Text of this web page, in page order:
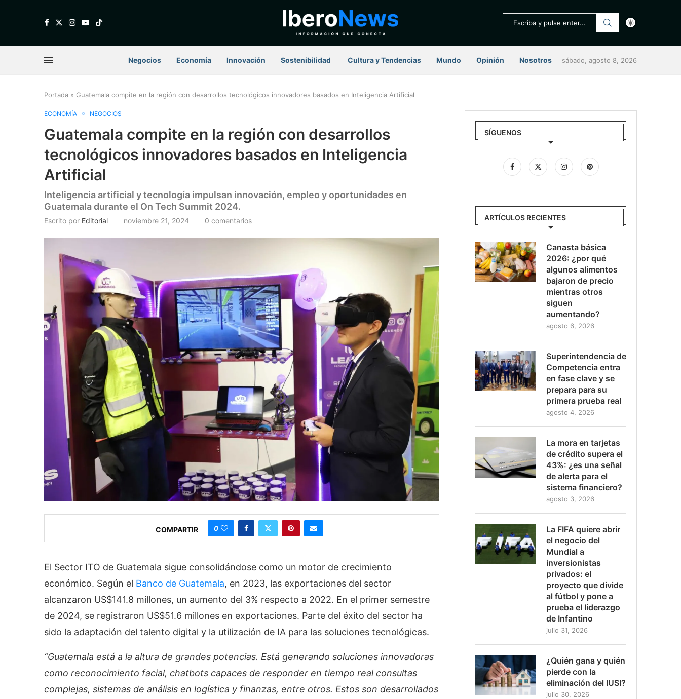
Negocios Economía Innovación Sostenibilidad ⁠ Cultura y Tendencias Mundo Opinión Nosotros sábado, agosto 8, 2026
Portada » Guatemala compite en la región con desarrollos tecnológicos innovadores basados en Inteligencia Artificial
ECONOMÍA NEGOCIOS
Guatemala compite en la región con desarrollos
tecnológicos innovadores basados en Inteligencia
Artificial
Inteligencia artificial y tecnología impulsan innovación, empleo y oportunidades en
Guatemala durante el On Tech Summit 2024.
Escrito por Editorial noviembre 21, 2024 0 comentarios
COMPARTIR 0
El Sector ITO de Guatemala sigue consolidándose como un motor de crecimiento
económico. Según el Banco de Guatemala, en 2023, las exportaciones del sector
alcanzaron US$141.8 millones, un aumento del 3% respecto a 2022. En el primer semestre
de 2024, se registraron US$51.6 millones en exportaciones. Parte del éxito del sector ha
sido la adaptación del talento digital y la utilización de IA para las soluciones tecnológicas.
“Guatemala está a la altura de grandes potencias. Está generando soluciones innovadoras
como reconocimiento facial, chatbots capaces de responder en tiempo real consultas
complejas, sistemas de análisis en logística y finanzas, entre otros. Estos son desarrollados
SÍGUENOS
ARTÍCULOS RECIENTES
Canasta básica
2026: ¿por qué
algunos alimentos
bajaron de precio
mientras otros
siguen
aumentando?
agosto 6, 2026
Superintendencia de
Competencia entra
en fase clave y se
prepara para su
primera prueba real
agosto 4, 2026
La mora en tarjetas
de crédito supera el
43%: ¿es una señal
de alerta para el
sistema financiero?
agosto 3, 2026
La FIFA quiere abrir
el negocio del
Mundial a
inversionistas
privados: el
proyecto que divide
al fútbol y pone a
prueba el liderazgo
de Infantino
julio 31, 2026
¿Quién gana y quién
pierde con la
eliminación del IUSI?
julio 30, 2026